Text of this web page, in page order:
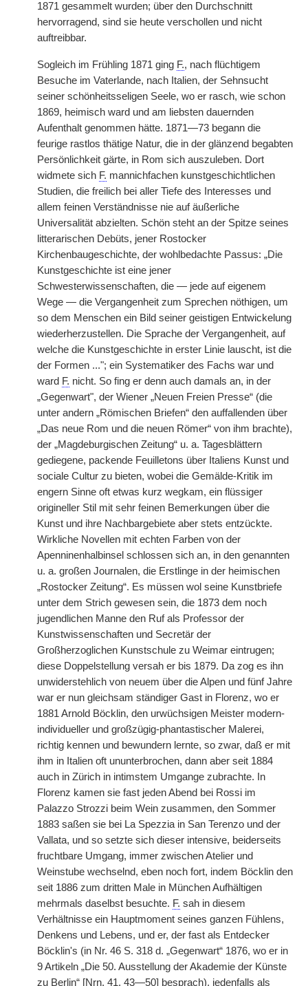
1871 gesammelt wurden; über den Durchschnitt
hervorragend, sind sie heute verschollen und nicht
auftreibbar.
Sogleich im Frühling 1871 ging F., nach flüchtigem
Besuche im Vaterlande, nach Italien, der Sehnsucht
seiner schönheitsseligen Seele, wo er rasch, wie schon
1869, heimisch ward und am liebsten dauernden
Aufenthalt genommen hätte. 1871—73 begann die
feurige rastlos thätige Natur, die in der glänzend begabten
Persönlichkeit gärte, in Rom sich auszuleben. Dort
widmete sich F. mannichfachen kunstgeschichtlichen
Studien, die freilich bei aller Tiefe des Interesses und
allem feinen Verständnisse nie auf äußerliche
Universalität abzielten. Schön steht an der Spitze seines
litterarischen Debüts, jener Rostocker
Kirchenbaugeschichte, der wohlbedachte Passus: „Die
Kunstgeschichte ist eine jener
Schwesterwissenschaften, die — jede auf eigenem
Wege — die Vergangenheit zum Sprechen nöthigen, um
so dem Menschen ein Bild seiner geistigen Entwickelung
wiederherzustellen. Die Sprache der Vergangenheit, auf
welche die Kunstgeschichte in erster Linie lauscht, ist die
der Formen ..."; ein Systematiker des Fachs war und
ward F. nicht. So fing er denn auch damals an, in der
„Gegenwart", der Wiener „Neuen Freien Presse“ (die
unter andern „Römischen Briefen“ den auffallenden über
„Das neue Rom und die neuen Römer“ von ihm brachte),
der „Magdeburgischen Zeitung“ u. a. Tagesblättern
gediegene, packende Feuilletons über Italiens Kunst und
sociale Cultur zu bieten, wobei die Gemälde-Kritik im
engern Sinne oft etwas kurz wegkam, ein flüssiger
origineller Stil mit sehr feinen Bemerkungen über die
Kunst und ihre Nachbargebiete aber stets entzückte.
Wirkliche Novellen mit echten Farben von der
Apenninenhalbinsel schlossen sich an, in den genannten
u. a. großen Journalen, die Erstlinge in der heimischen
„Rostocker Zeitung“. Es müssen wol seine Kunstbriefe
unter dem Strich gewesen sein, die 1873 dem noch
jugendlichen Manne den Ruf als Professor der
Kunstwissenschaften und Secretär der
Großherzoglichen Kunstschule zu Weimar eintrugen;
diese Doppelstellung versah er bis 1879. Da zog es ihn
unwiderstehlich von neuem über die Alpen und fünf Jahre
war er nun gleichsam ständiger Gast in Florenz, wo er
1881 Arnold Böcklin, den urwüchsigen Meister modern-
individueller und großzügig-phantastischer Malerei,
richtig kennen und bewundern lernte, so zwar, daß er mit
ihm in Italien oft ununterbrochen, dann aber seit 1884
auch in Zürich in intimstem Umgange zubrachte. In
Florenz kamen sie fast jeden Abend bei Rossi im
Palazzo Strozzi beim Wein zusammen, den Sommer
1883 saßen sie bei La Spezzia in San Terenzo und der
Vallata, und so setzte sich dieser intensive, beiderseits
fruchtbare Umgang, immer zwischen Atelier und
Weinstube wechselnd, eben noch fort, indem Böcklin den
seit 1886 zum dritten Male in München Aufhältigen
mehrmals daselbst besuchte. F. sah in diesem
Verhältnisse ein Hauptmoment seines ganzen Fühlens,
Denkens und Lebens, und er, der fast als Entdecker
Böcklin's (in Nr. 46 S. 318 d. „Gegenwart“ 1876, wo er in
9 Artikeln „Die 50. Ausstellung der Akademie der Künste
zu Berlin“ [Nrn. 41, 43—50] besprach), jedenfalls als